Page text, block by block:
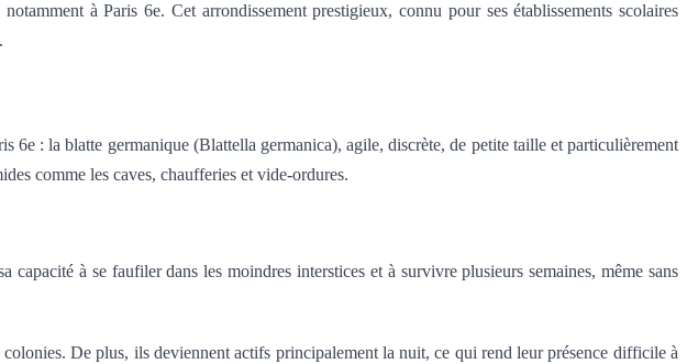
à Paris 6e. Cet arrondissement prestigieux, connu pour ses établissements scolaires
6e : la blatte germanique (Blattella germanica), agile, discrète, de petite taille et particulièrement
comme les caves, chaufferies et vide-ordures.
à se faufiler dans les moindres interstices et à survivre plusieurs semaines, même sans
De plus, ils deviennent actifs principalement la nuit, ce qui rend leur présence difficile à